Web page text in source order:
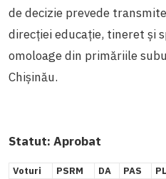
de decizie prevede
direcției educație, tineret și
omoloage din primăriile
Chișinău.
Statut: Aprobat
Voturi PSRM DA PAS PL